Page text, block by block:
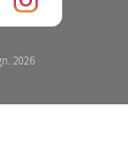
2026